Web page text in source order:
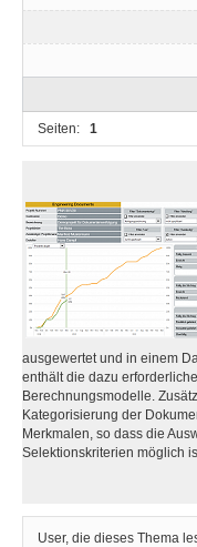
Seiten: 1
ausgewertet und in einem
enthält die dazu
Berechnungsmodelle.
Kategorisierung der
Merkmalen, so dass die
Selektionskriterien möglich
User, die dieses Thema